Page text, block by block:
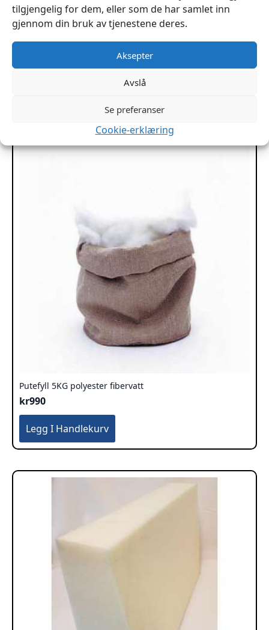
tilgjengelig for dem, eller som de har samlet inn
gjennom din bruk av tjenestene deres.
Aksepter
Avslå
Se preferanser
Cookie-erklæring
Labyrinth 200x120x3cm pr hel plate
kr2,299
Putefyll 5KG polyester fibervatt
kr990
Legg I Handlekurv